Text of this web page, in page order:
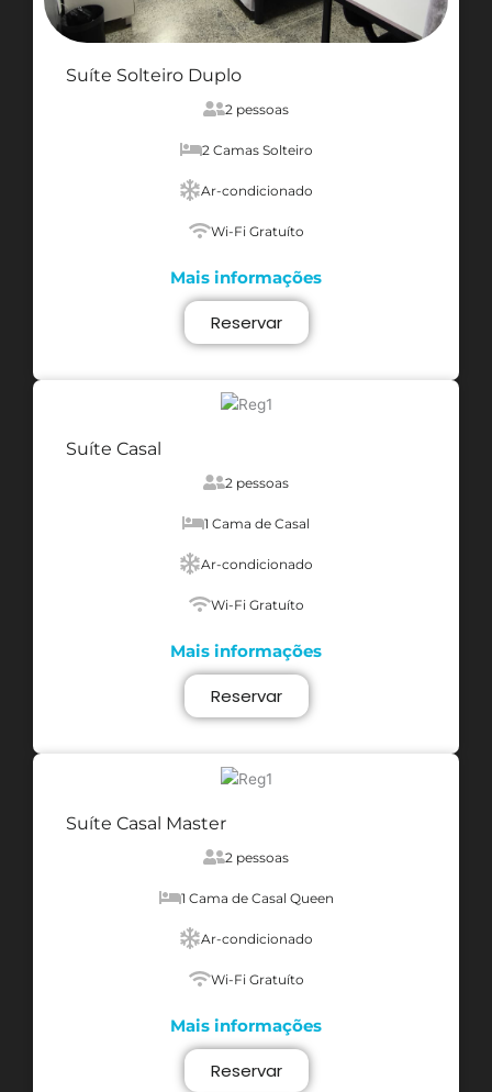
Suíte Solteiro Duplo
2 pessoas
2 Camas Solteiro
Ar-condicionado
Wi-Fi Gratuíto
Mais informações
Reservar
Suíte Casal
2 pessoas
1 Cama de Casal
Ar-condicionado
Wi-Fi Gratuíto
Mais informações
Reservar
Suíte Casal Master
2 pessoas
1 Cama de Casal Queen
Ar-condicionado
Wi-Fi Gratuíto
Mais informações
Reservar